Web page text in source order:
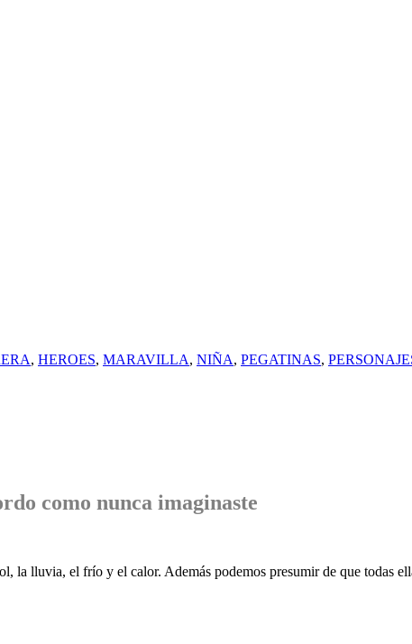
, HEROES, MARAVILLA, NIÑA, PEGATINAS,
como nunca imaginaste
la lluvia, el frío y el calor. Además podemos presumir de que todas